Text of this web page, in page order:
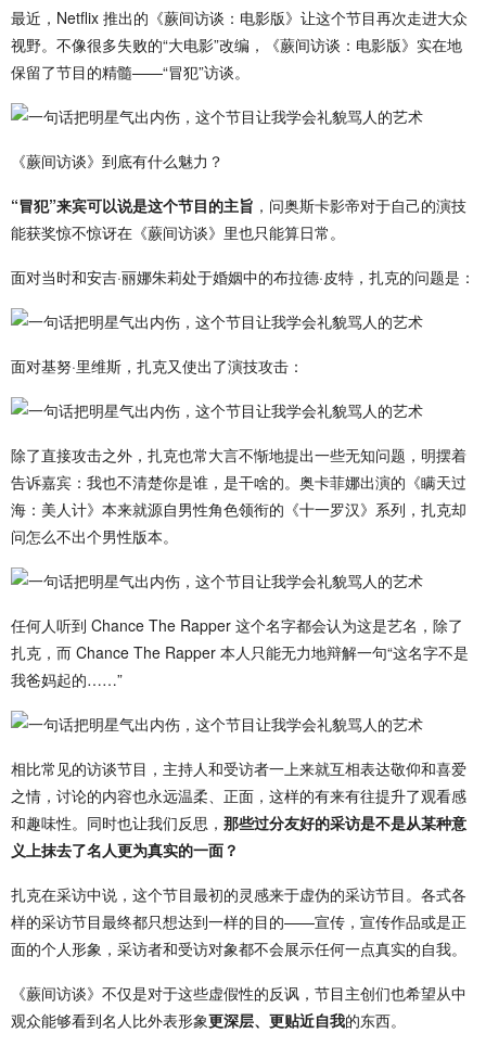
最近，Netflix 推出的《蕨间访谈：电影版》让这个节目再次走进大众
视野。不像很多失败的“大电影”改编，《蕨间访谈：电影版》实在地
保留了节目的精髓——“冒犯”访谈。
《蕨间访谈》到底有什么魅力？
“冒犯”来宾可以说是这个节目的主旨 ，问奥斯卡影帝对于自己的演技
能获奖惊不惊讶在《蕨间访谈》里也只能算日常。
面对当时和安吉·丽娜朱莉处于婚姻中的布拉德·皮特，扎克的问题是：
面对基努·里维斯，扎克又使出了演技攻击：
除了直接攻击之外，扎克也常大言不惭地提出一些无知问题，明摆着
告诉嘉宾：我也不清楚你是谁，是干啥的。奥卡菲娜出演的《瞒天过
海：美人计》本来就源自男性角色领衔的《十一罗汉》系列，扎克却
问怎么不出个男性版本。
任何人听到 Chance The Rapper 这个名字都会认为这是艺名，除了
扎克，而 Chance The Rapper 本人只能无力地辩解一句“这名字不是
我爸妈起的……”
相比常见的访谈节目，主持人和受访者一上来就互相表达敬仰和喜爱
之情，讨论的内容也永远温柔、正面，这样的有来有往提升了观看感
和趣味性。同时也让我们反思， 那些过分友好的采访是不是从某种意
义上抹去了名人更为真实的一面？
扎克在采访中说，这个节目最初的灵感来于虚伪的采访节目。各式各
样的采访节目最终都只想达到一样的目的——宣传，宣传作品或是正
面的个人形象，采访者和受访对象都不会展示任何一点真实的自我。
《蕨间访谈》不仅是对于这些虚假性的反讽，节目主创们也希望从中
观众能够看到名人比外表形象更深层、更贴近自我的东西。